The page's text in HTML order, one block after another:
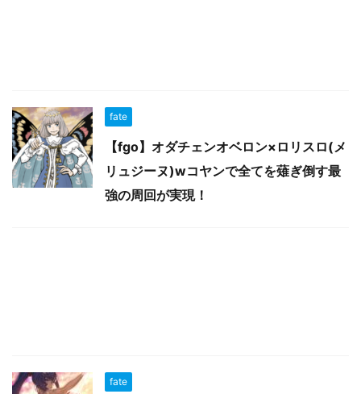
fate
【fgo】オダチェンオベロン×ロリスロ(メ
リュジーヌ)wコヤンで全てを薙ぎ倒す最
強の周回が実現！
fate